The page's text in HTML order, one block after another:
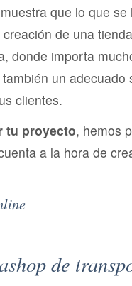
que lo que
de una
donde importa
un adecuado
clientes.
tu proyecto, hemos
a la hora de
de